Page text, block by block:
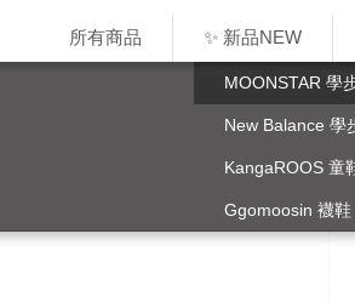
所有商品 ✨ 新品NEW
MOONSTAR 學
New Balance 學
KangaROOS 童
Ggomoosin 襪鞋